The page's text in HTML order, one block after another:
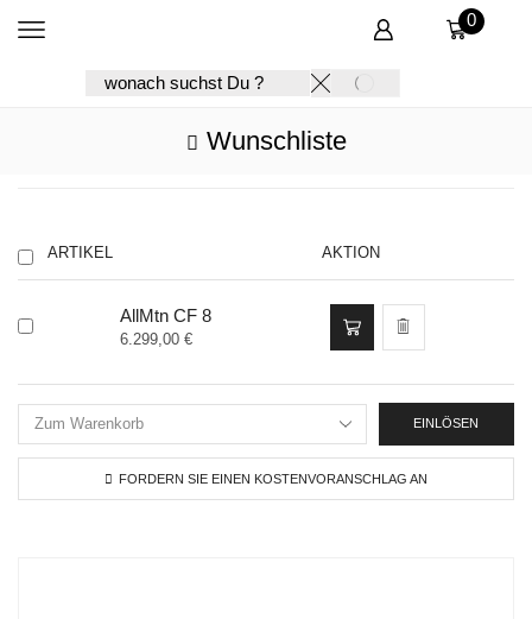
0
SEARCH
Wunschliste
ARTIKEL AKTION
AllMtn CF 8
6.299,00 €
Produkt
weist
Varianten
auf.
Die
Optionen
können
auf
EINLÖSEN
FORDERN SIE EINEN KOSTENVORANSCHLAG AN